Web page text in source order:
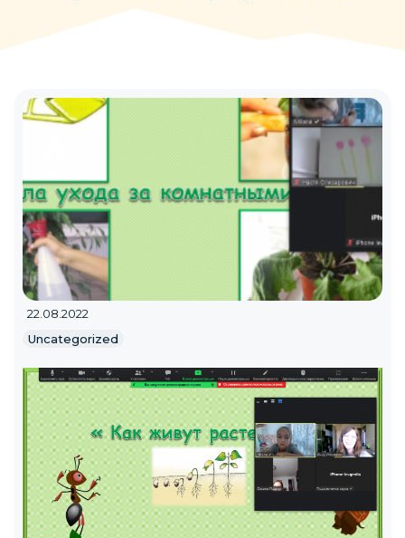
22.08.2022
Uncategorized